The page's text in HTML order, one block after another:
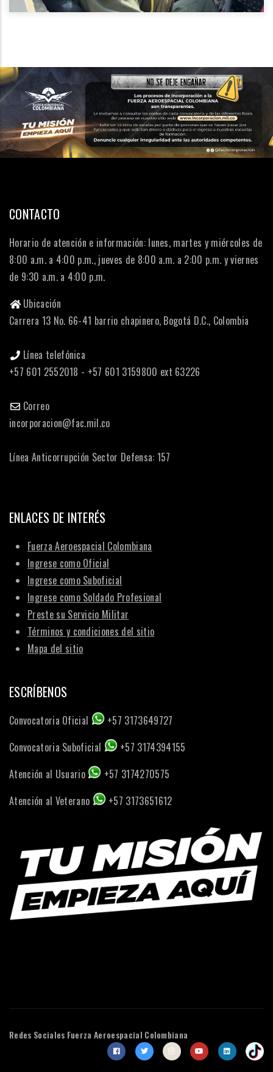
CONTACTO
Horario de atención e información: lunes, martes y miércoles de
8:00 a.m. a 4:00 p.m., jueves de 8:00 a.m. a 2:00 p.m. y viernes
de 9:30 a.m. a 4:00 p.m.
Ubicación
Carrera 13 No. 66-41 barrio chapinero, Bogotá D.C., Colombia
Línea telefónica
+57 601 2552018 - +57 601 3159800 ext 63226
Correo
incorporacion@fac.mil.co
Línea Anticorrupción Sector Defensa: 157
ENLACES DE INTERÉS
Fuerza Aeroespacial Colombiana
Ingrese como Oficial
Ingrese como Suboficial
Ingrese como Soldado Profesional
Preste su Servicio Militar
Términos y condiciones del sitio
Mapa del sitio
ESCRÍBENOS
Convocatoria Oficial
+57 3173649727
Convocatoria Suboficial
+57 3174394155
Atención al Usuario
+57 3174270575
Atención al Veterano
+57 3173651612
Redes Sociales Fuerza Aeroespacial Colombiana